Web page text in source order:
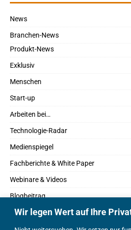
Wir legen Wert auf Ihre
News
Branchen-News
Produkt-News
Exklusiv
Menschen
Start-up
Arbeiten bei…
Technologie-Radar
Medienspiegel
Fachberichte & White Paper
Webinare & Videos
Blogbeitrag
Fachbücher